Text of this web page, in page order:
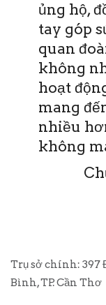
ủng hộ,
tay góp
quan
không
hoạt
mang
nhiều
không
Trụ sở chính: 397
Bình, TP. Cần Thơ